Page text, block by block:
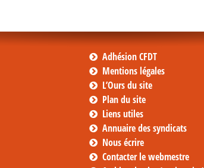
Adhésion CFDT
Mentions légales
L’Ours du site
Plan du site
Liens utiles
Annuaire des syndicats
Nous écrire
Contacter le webmestre